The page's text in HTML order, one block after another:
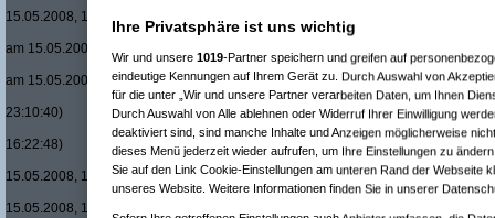
15.05.2008, 17:46:45)
am 15.05.2008, 17:50:09)
Re(22): Men
am 15.05.2008, 18:08:08)
Re(15): Men in Black um £12.33
23:10:40)
Re(16): Men in Black um
16:22:48)
Re(17): Men in Black um
15.05.2008, 16:48:17)
Re(18): Men in Black
15.05.2008, 17:37:21)
Ihre Privatsphäre ist uns wichtig
Wir und unsere 1019-Partner speichern und greifen auf
eindeutige Kennungen auf Ihrem Gerät zu. Durch Auswahl von
für die unter „Wir und unsere Partner verarbeiten Daten, um Ihnen
Durch Auswahl von Alle ablehnen oder Widerruf Ihrer Einwilligung
deaktiviert sind, sind manche Inhalte und Anzeigen möglicherweise
dieses Menü jederzeit wieder aufrufen, um Ihre Einstellungen zu
Sie auf den Link Cookie-Einstellungen am unteren Rand der Webseite
unseres Website. Weitere Informationen finden Sie in unserer